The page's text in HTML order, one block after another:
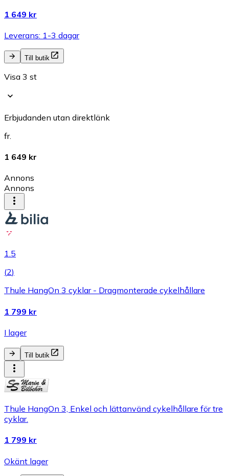
1 649 kr
Leverans: 1-3 dagar
Till butik
Visa 3 st
Erbjudanden utan direktlänk
fr.
1 649 kr
Annons
Annons
1.5
(2)
Thule HangOn 3 cyklar - Dragmonterade cykelhållare
1 799 kr
I lager
Till butik
Thule HangOn 3, Enkel och lättanvänd cykelhållare för tre
cyklar.
1 799 kr
Okänt lager